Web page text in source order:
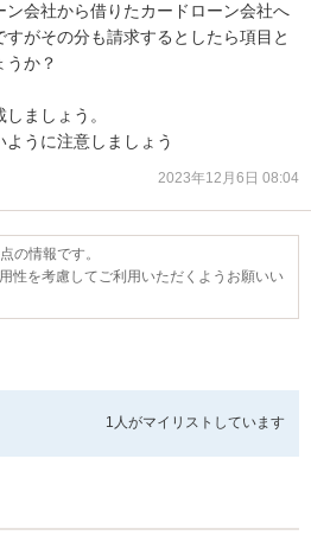
会社から借りたカードローン会社へ
がその分も請求するとしたら項目と
うか？
ましょう。
うに注意しましょう
2023年12月6日 08:04
の情報です。
性を考慮してご利用いただくようお願いい
1人がマイリストしています